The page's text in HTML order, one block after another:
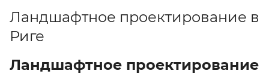
Ландшафтное проектирование в
Риге
Ландшафтное проектирование